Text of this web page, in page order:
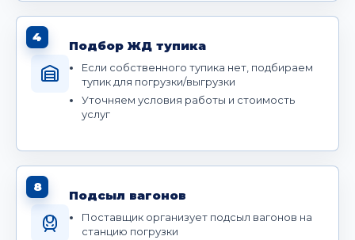
4
Подбор ЖД тупика
Если собственного тупика нет, подбираем
тупик для погрузки/выгрузки
Уточняем условия работы и стоимость
услуг
8
Подсыл вагонов
Поставщик организует подсыл вагонов на
станцию погрузки